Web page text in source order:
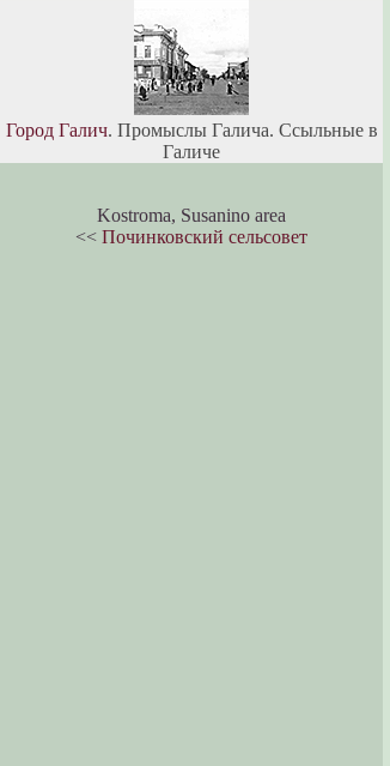
Город Галич. Промыслы Галича. Ссыльные в
Галиче
Kostroma, Susanino area
<< Починковский сельсовет